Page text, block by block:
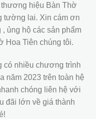
hiệu Bàn Thờ
tường lai. Xin cám ơn
ủng hộ các sản phẩm
Hoa Tiên chúng tôi.
có nhiều chương trình
năm 2023 trên toàn hệ
chóng liên hệ với
đãi lớn về giá thành